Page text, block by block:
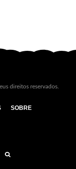
direitos reservados.
SOBRE